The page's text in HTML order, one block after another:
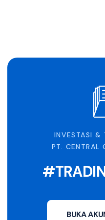
INVESTASI &
PT. CENTRAL
BUKA